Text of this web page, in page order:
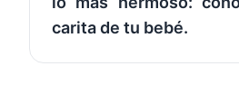
carita de tu bebé.